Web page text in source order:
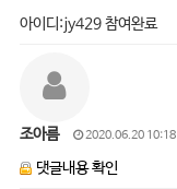
아이디:jy429 참여완료
조아름 2020.06.20 10:18
댓글내용 확인